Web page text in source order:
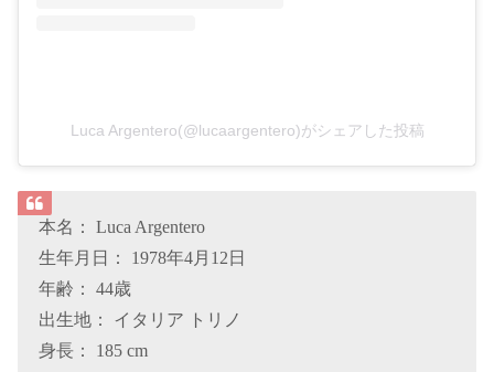
Luca Argentero(@lucaargentero)がシェアした投稿
本名： Luca Argentero
生年月日： 1978年4月12日
年齢： 44歳
出生地： イタリア トリノ
身長： 185 cm